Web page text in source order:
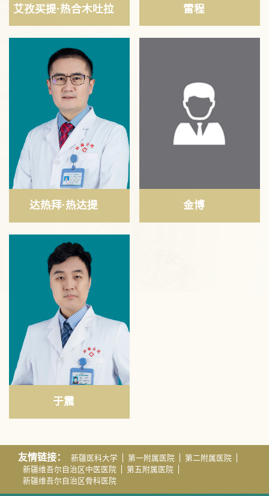
艾孜买提·热合木吐拉 雷程
达热拜·热达提 金博
于震
友情链接： 新疆医科大学 第一附属医院
第二附属医院
新疆维吾尔自治区中医医院
第五附属医院
新疆维吾尔自治区骨科医院